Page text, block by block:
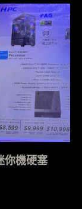
你機硬塞